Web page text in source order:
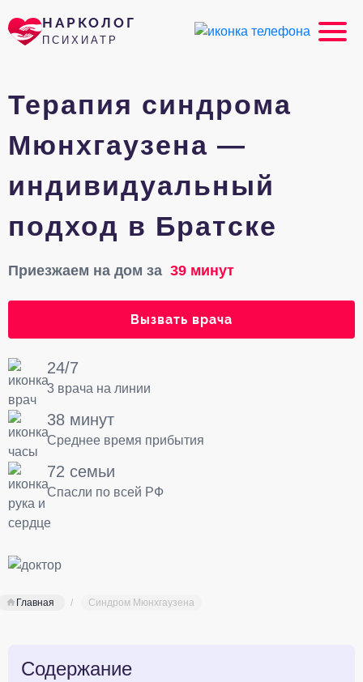
НАРКОЛОГ
ПСИХИАТР
Терапия синдрома
Мюнхгаузена —
индивидуальный
подход в Братске
Приезжаем на дом за 39 минут
Вызвать врача
24/7
3 врача на линии
38 минут
Среднее время прибытия
72 семьи
Спасли по всей РФ
Главная Синдром Мюнхгаузена
Содержание